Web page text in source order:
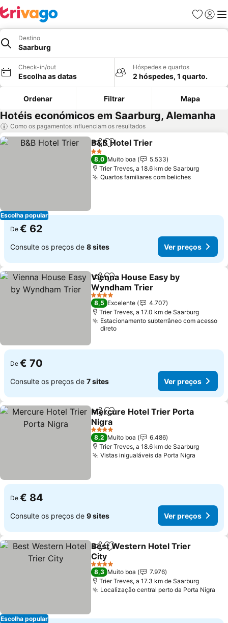
Favoritos
Iniciar
Destino
Saarburg
Check-in/out
Escolha as datas
Hóspedes e quartos
2 hóspedes, 1 quarto.
Ordenar Filtrar Mapa
Hotéis económicos em Saarburg, Alemanha
Como os pagamentos influenciam os resultados
Escolha popular
PartilharAdicionar aos favoritos
B&B Hotel Trier
2 Estrelas
8,0 Muito boa
5.533
Trier Treves, a 18.6 km de Saarburg
Quartos familiares com beliches
De € 62
Consulte os preços de 8 sites Ver preços
PartilharAdicionar aos favoritos
Vienna House Easy by
Wyndham Trier
4 Estrelas
8,5 Excelente
4.707
Trier Treves, a 17.0 km de Saarburg
Estacionamento subterrâneo com acesso
direto
De € 70
Consulte os preços de 7 sites Ver preços
PartilharAdicionar aos favoritos
Mercure Hotel Trier Porta
Nigra
4 Estrelas
8,2 Muito boa
6.486
Trier Treves, a 18.6 km de Saarburg
Vistas inigualáveis da Porta Nigra
De € 84
Consulte os preços de 9 sites Ver preços
Escolha popular
PartilharAdicionar aos favoritos
Best Western Hotel Trier
City
4 Estrelas
8,3 Muito boa
7.976
Trier Treves, a 17.3 km de Saarburg
Localização central perto da Porta Nigra